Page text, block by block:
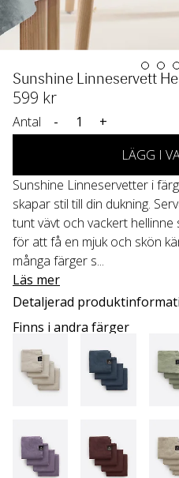
Sunshine Linneservett
599 kr
Antal -
+
LÄGG I
Sunshine Linneservetter i
skapar stil till din dukning.
tunt vävt och vackert
för att få en mjuk och skön
många färger s...
Läs mer
Detaljerad
Finns i andra färger